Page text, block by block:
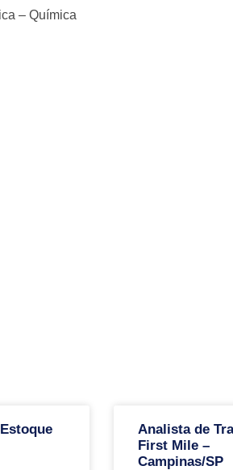
– Química
Analista de
First Mile –
Campinas/SP